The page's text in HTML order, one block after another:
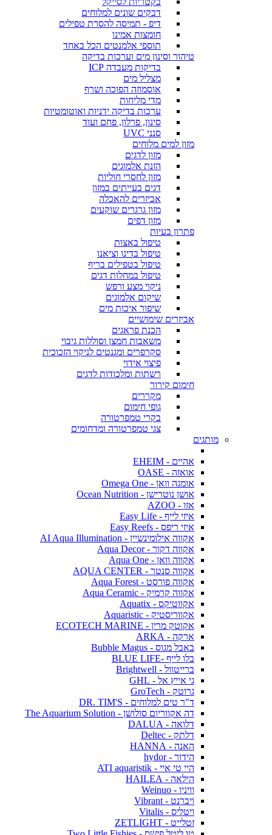
דבקים שונים למלוחים
דיפ - תמיסה להסרת טפילים
חומצות אמינו
תוספי אלמנטים הכל באחד
טיהור וסינון מים וערכות בדיקה
בדיקות מעבדה ICP
מצליל מים
אוסמוזה הפוכה ושרף
מדי מליחות
ערכות בדיקה ידניות ואוטומטיות
סינון, פרלון, פחם ועוד
סנני UVC
מזון למים מלוחים
מזון לדגים
הזנת אלמוגים
מזון לחסרי חוליות
דגים בעייתים במזון
אביזרים להאכלה
מזון גרגרים שוקעים
מזון דפים
פתרון בעיות
טיפול באצות
טיפול בדינו וציאנו
טיפול בטפילים בריף
טיפול במחלות דגים
ניקוי מצע ורפש
שיקום אלמוגים
שיפור איכות מים
אביזרים שימושיים
הכנת פראגים
משאבות חמצן וסוללות גיבוי
סקרפרים ומגנטים לניקוי הזכוכית
פיצוי אידוי
רשתות ומלכודות לדגים
חימום קירור
מקררים
גופי חימום
בקרי טמפרטורה
צגי טמפרטורה ומדחומים
מותגים
אהיים - EHEIM
אואזה - OASE
אומגה וואן - Omega One
אושן נוטרישן - Ocean Nutrition
אזו - AZOO
איזי לייף - Easy Life
איזי ריפס - Easy Reefs
אקווה אילומינשיין - AI Aqua Illumination
אקווה דקור - Aqua Decor
אקווה וואן - Aqua One
אקווה סנטר - AQUA CENTER
אקווה פורסט - Aqua Forest
אקווה קרמיק - Aqua Ceramic
אקווטיקס - Aquatix
אקווריסטיק - Aquaristic
אקוטק מרין - ECOTECH MARINE
ארקה - ARKA
באבל מגוס - Bubble Magus
בלו לייף -BLUE LIFE
ברייטוול - Brightwell
גי אייץ אל - GHL
גרוטק - GroTech
ד"ר טים למלוחים - DR. TIM'S
דה אקווריום סולושן - The Aquarium Solution
דלואה - DALUA
דלתק - Deltec
האנה - HANNA
הידור - hydor
היי טי איי - ATI aquaristik
הילאה - HAILEA
וויניו - Weinuo
ויברנט - Vibrant
ויטליס - Vitalis
זטלייט - ZETLIGHT